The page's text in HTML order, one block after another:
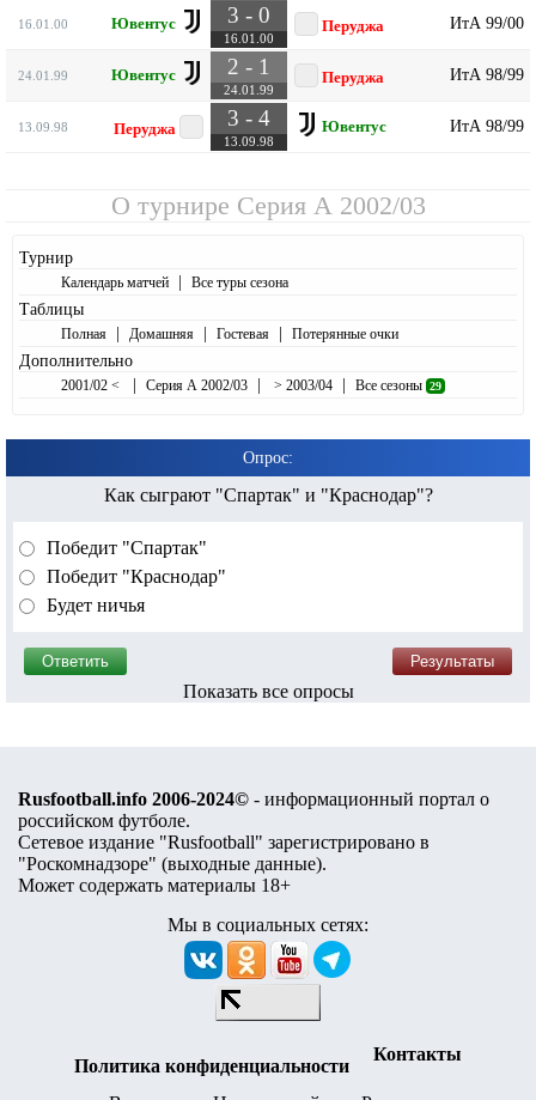
16.01.00 Ювентус 3 - 0
16.01.00
Перуджа ИтА 99/00
24.01.99 Ювентус 2 - 1
24.01.99
Перуджа ИтА 98/99
13.09.98 Перуджа 3 - 4
13.09.98
Ювентус ИтА 98/99
О турнире Серия А 2002/03
Турнир
Календарь матчей | Все туры сезона
Таблицы
Полная | Домашняя | Гостевая | Потерянные очки
Дополнительно
2001/02 < | Серия А 2002/03 | > 2003/04 | Все сезоны 29
Опрос:
Как сыграют "Спартак" и "Краснодар"?
Победит "Спартак"
Победит "Краснодар"
Будет ничья
Показать все опросы
Rusfootball.info 2006-2024© - информационный портал о
российском футболе.
Сетевое издание "Rusfootball" зарегистрировано в
"Роскомнадзоре" (выходные данные).
Может содержать материалы 18+
Мы в социальных сетях:
Политика конфиденциальности
Контакты